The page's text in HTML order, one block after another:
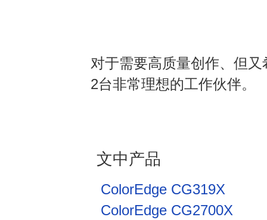
对于需要高质量创作、 但又
2台非常理想的工作伙伴。
文中产品
ColorEdge CG319X
ColorEdge CG2700X